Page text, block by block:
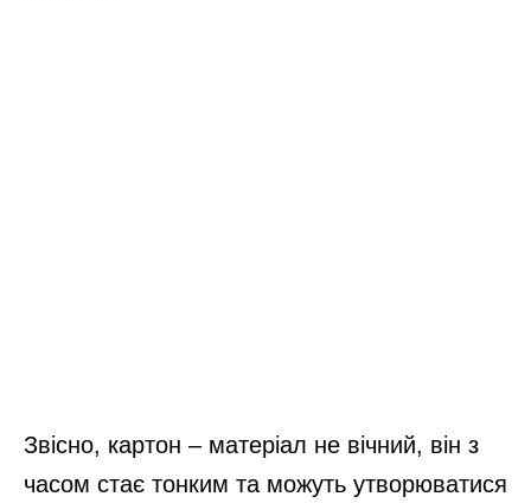
Звісно, картон – матеріал не вічний, він з
часом стає тонким та можуть утворюватися